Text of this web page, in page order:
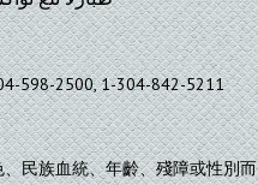
598-2500, 1-304-842-5211
民族血統、年齡、殘障或性別而